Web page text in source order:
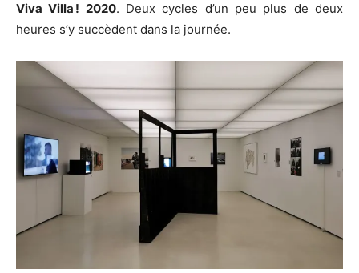
Viva Villa ! 2020. Deux cycles d’un peu plus de deux
heures s’y succèdent dans la journée.